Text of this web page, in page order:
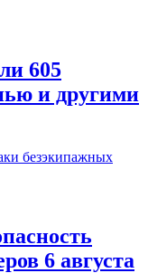
605
и другими
6 августа